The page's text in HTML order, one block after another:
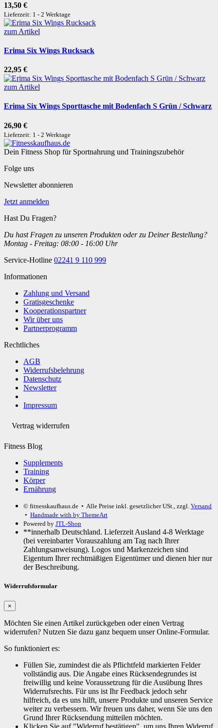
13,50 €
Lieferzeit: 1 - 2 Werktage
zum Artikel
Erima Six Wings Rucksack
22,95 €
zum Artikel
Erima Six Wings Sporttasche mit Bodenfach S Grün / Schwarz
26,90 €
Lieferzeit: 1 - 2 Werktage
Dein Fitness Shop für Sportnahrung und Trainingszubehör
Folge uns
Newsletter abonnieren
Jetzt anmelden
Hast Du Fragen?
Du hast Fragen zu unseren Produkten oder zu Deiner Bestellung?
Montag - Freitag: 08:00 - 16:00 Uhr
Service-Hotline 02241 9 110 999
Informationen
Zahlung und Versand
Gratisgeschenke
Kooperationspartner
Wir über uns
Partnerprogramm
Rechtliches
AGB
Widerrufsbelehrung
Datenschutz
Newsletter
Impressum
Vertrag widerrufen
Fitness Blog
Supplements
Training
Körper
Ernährung
© fitnesskaufhaus.de • Alle Preise inkl. gesetzlicher USt., zzgl. Versand
• Handmade with by ThemeArt
Powered by JTL-Shop
**innerhalb Deutschland. Lieferzeit Ausland 4-8 Werktage
(bei vereinbarter Vorauszahlung am Tag nach Ihrer
Zahlungsanweisung). Logos und Markenzeichen sind
Eigentum Ihrer rechtmäßigen Eigentümer und dienen hier nur
der Beschreibung.
Widerrufsformular
×
Möchten Sie einen Artikel zurückgeben oder einen Vertrag
widerrufen? Nutzen Sie dazu ganz bequem unser Online-Formular.
So funktioniert es:
Füllen Sie, zumindest die als Pflichtfeld markierten Felder
vollständig aus. Die Angabe eines Rücksendegrundes ist
freiwillig und keine Voraussetzung für die Ausübung Ihres
Widerrufsrechts. Für uns ist Ihr Feedback jedoch sehr
hilfreich, da es uns hilft, unsere Produkte und unseren Service
weiter zu verbessern. Wir freuen uns daher, wenn Sie uns den
Grund Ihrer Rücksendung mitteilen möchten.
Klicken Sie auf "Widerruf bestätigen", um uns Ihren Widerruf